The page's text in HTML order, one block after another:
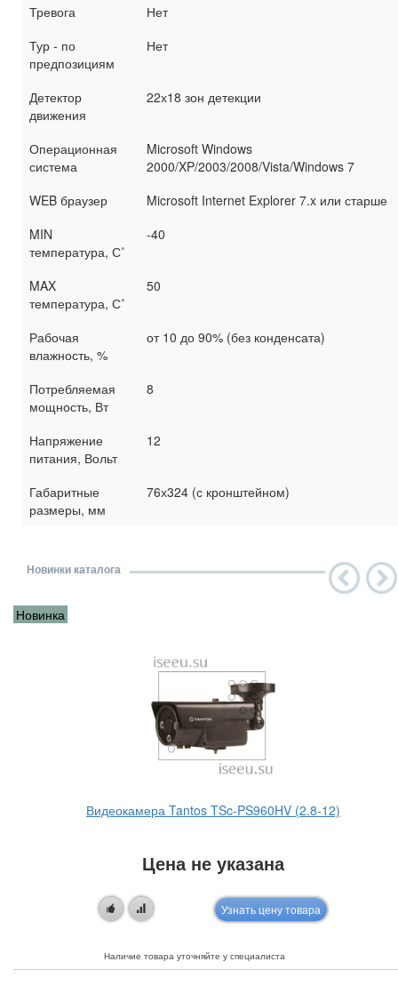
Тревога
Нет
Тур - по
предпозициям
Нет
Детектор
движения
22х18 зон детекции
Операционная
система
Microsoft Windows
2000/XP/2003/2008/Vista/Windows 7
WEB браузер
Microsoft Internet Explorer 7.x или старше
MIN
температура, С˚
-40
MAX
температура, С˚
50
Рабочая
влажность, %
от 10 до 90% (без конденсата)
Потребляемая
мощность, Вт
8
Напряжение
питания, Вольт
12
Габаритные
размеры, мм
76х324 (с кронштейном)
Новинки каталога
Новинка
Видеокамера Tantos TSc-PS960HV (2.8-12)
Цена не указана
Узнать цену товара
Наличие товара уточняйте у специалиста